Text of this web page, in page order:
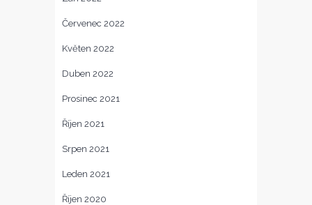
Červenec 2022
Květen 2022
Duben 2022
Prosinec 2021
Říjen 2021
Srpen 2021
Leden 2021
Říjen 2020